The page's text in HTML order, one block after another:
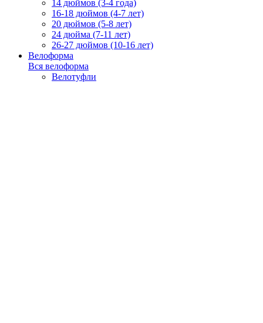
14 дюймов (3-4 года)
16-18 дюймов (4-7 лет)
20 дюймов (5-8 лет)
24 дюйма (7-11 лет)
26-27 дюймов (10-16 лет)
Велоформа
Вся велоформа
Велотуфли